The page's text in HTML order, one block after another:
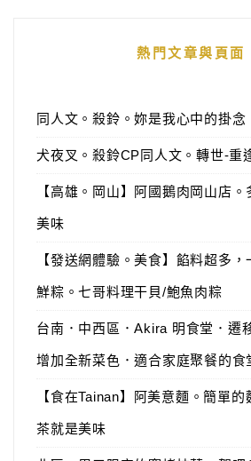
熱門文章與頁面
同人文。殺鈴。妳是我心中的掛念
犬夜叉。殺鈴CP同人文。轉世-重
【高雄。岡山】阿國鵝肉岡山店
美味
【發送網體驗。美食】餡料超多
鮮粽。七哥料理干貝/鮑魚肉粽
台南．中西區．Akira 明食堂．遷
增加全新菜色．適合家庭聚餐的食
【食在Tainan】阿美意麵。簡單
茶就是美味